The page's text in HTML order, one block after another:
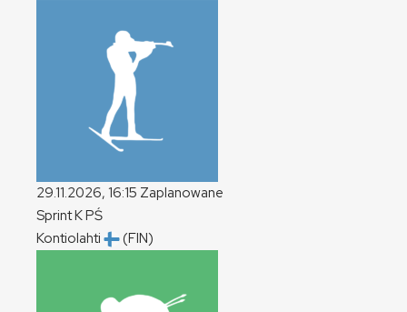
29.11.2026, 16:15 Zaplanowane
SprintKPŚ
Kontiolahti
(FIN)